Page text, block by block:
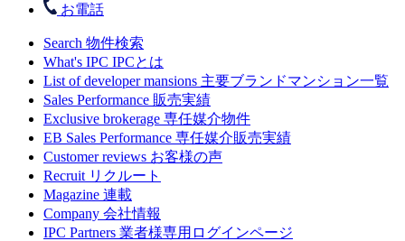
お電話
Search 物件検索
What's IPC IPCとは
List of developer mansions 主要ブランドマンション一覧
Sales Performance 販売実績
Exclusive brokerage 専任媒介物件
EB Sales Performance 専任媒介販売実績
Customer reviews お客様の声
Recruit リクルート
Magazine 連載
Company 会社情報
IPC Partners 業者様専用ログインページ